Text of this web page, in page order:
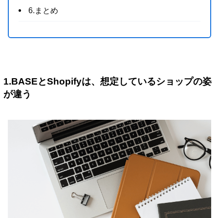
6.まとめ
1.BASEとShopifyは、想定しているショップの姿
が違う